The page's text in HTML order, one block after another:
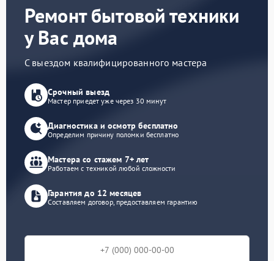
Ремонт бытовой техники
у Вас дома
С выездом квалифицированного мастера
Срочный выезд
Мастер приедет уже через 30 минут
Диагностика и осмотр бесплатно
Определим причину поломки бесплатно
Мастера со стажем 7+ лет
Работаем с техникой любой сложности
Гарантия до 12 месяцев
Составляем договор, предоставляем гарантию